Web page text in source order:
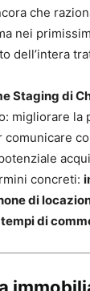
che
nei
dell’intera
Staging di
migliorare la
comunicare
concreti:
di
di